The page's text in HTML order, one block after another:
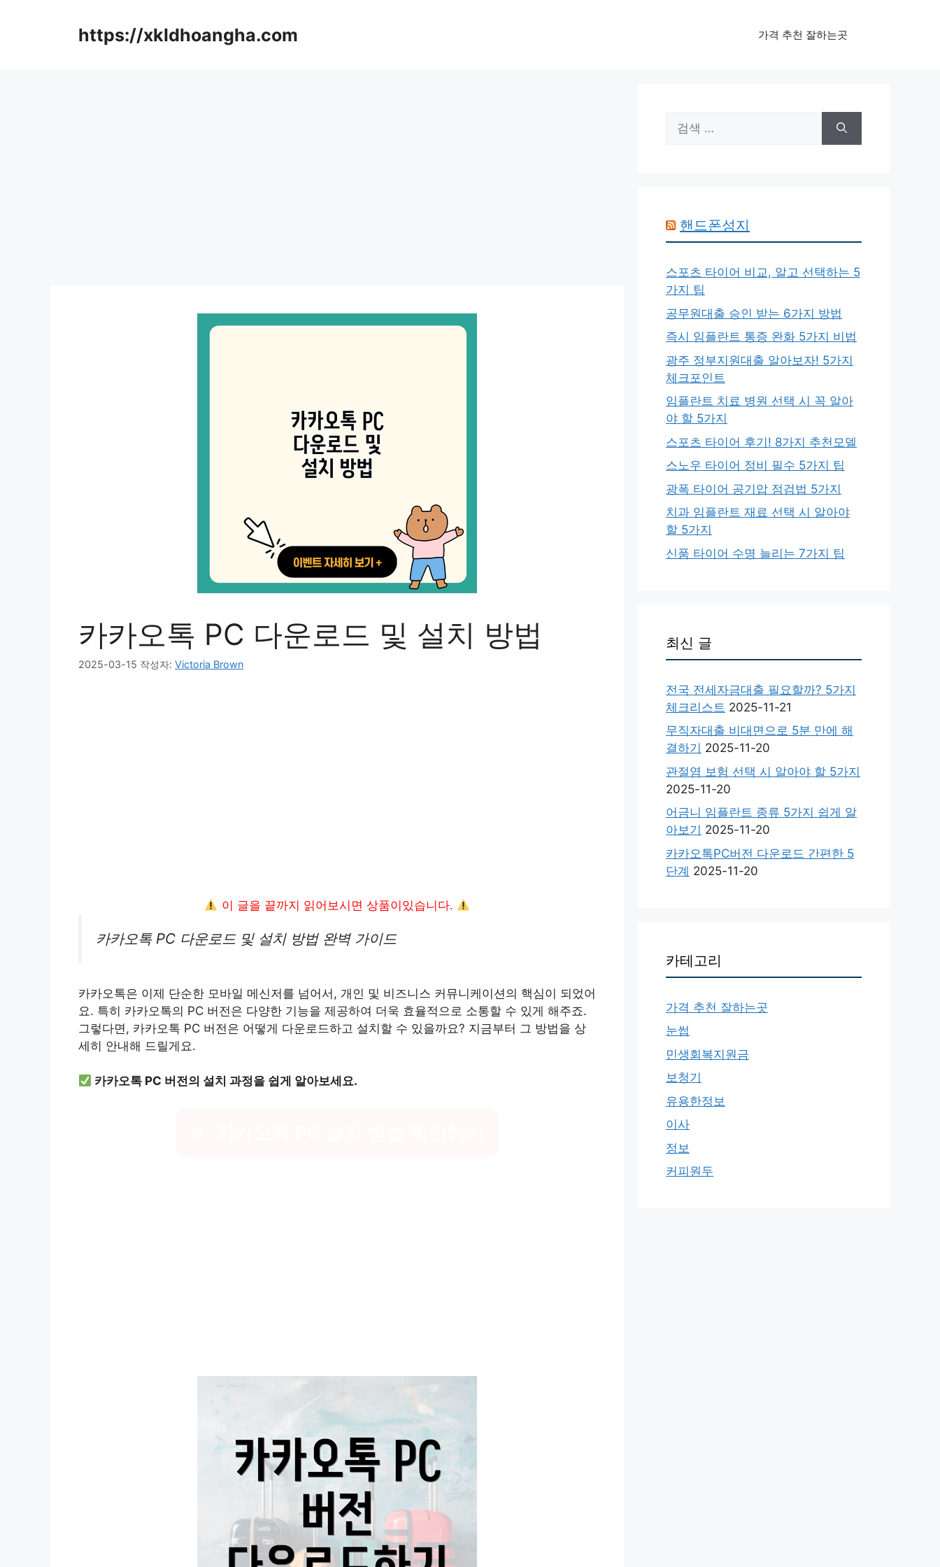
https://xkldhoangha.com 가격 추천 잘하는곳
카카오톡 PC 다운로드 및 설치 방법
2025-03-15 작성자: Victoria Brown
이 글을 끝까지 읽어보시면 상품이있습니다.
카카오톡 PC 다운로드 및 설치 방법 완벽 가이드
카카오톡은 이제 단순한 모바일 메신저를 넘어서, 개인 및 비즈니스 커뮤니케이션의 핵심이 되었어
요. 특히 카카오톡의 PC 버전은 다양한 기능을 제공하여 더욱 효율적으로 소통할 수 있게 해주죠.
그렇다면, 카카오톡 PC 버전은 어떻게 다운로드하고 설치할 수 있을까요? 지금부터 그 방법을 상
세히 안내해 드릴게요.
카카오톡 PC 버전의 설치 과정을 쉽게 알아보세요.
색:
핸드폰성지
스포츠 타이어 비교, 알고 선택하는 5
가지 팁
공무원대출 승인 받는 6가지 방법
즉시 임플란트 통증 완화 5가지 비법
광주 정부지원대출 알아보자! 5가지
체크포인트
임플란트 치료 병원 선택 시 꼭 알아
야 할 5가지
스포츠 타이어 후기! 8가지 추천모델
스노우 타이어 정비 필수 5가지 팁
광폭 타이어 공기압 점검법 5가지
치과 임플란트 재료 선택 시 알아야
할 5가지
신품 타이어 수명 늘리는 7가지 팁
최신 글
전국 전세자금대출 필요할까? 5가지
체크리스트 2025-11-21
무직자대출 비대면으로 5분 만에 해
결하기 2025-11-20
관절염 보험 선택 시 알아야 할 5가지
2025-11-20
어금니 임플란트 종류 5가지 쉽게 알
아보기 2025-11-20
카카오톡PC버전 다운로드 간편한 5
단계 2025-11-20
카테고리
가격 추천 잘하는곳
눈썹
민생회복지원금
보청기
유용한정보
이사
정보
커피원두